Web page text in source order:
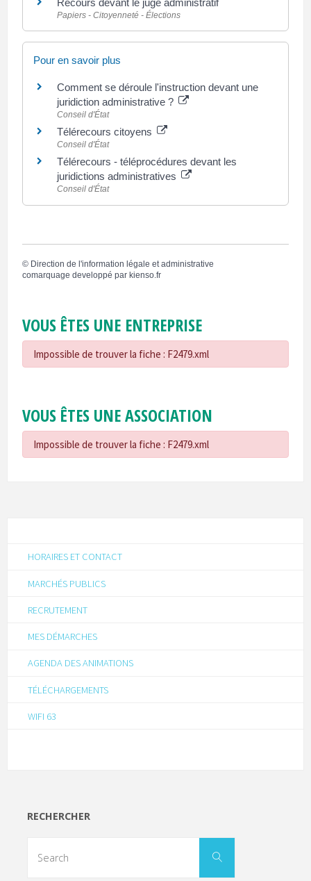
Recours devant le juge administratif
Papiers - Citoyenneté - Élections
Pour en savoir plus
Comment se déroule l'instruction devant une
juridiction administrative ?
Conseil d'État
Télérecours citoyens
Conseil d'État
Télérecours - téléprocédures devant les
juridictions administratives
Conseil d'État
© Direction de l'information légale et administrative
comarquage developpé parkienso.fr
VOUS ÊTES UNE ENTREPRISE
Impossible de trouver la fiche : F2479.xml
VOUS ÊTES UNE ASSOCIATION
Impossible de trouver la fiche : F2479.xml
HORAIRES ET CONTACT
MARCHÉS PUBLICS
RECRUTEMENT
MES DÉMARCHES
AGENDA DES ANIMATIONS
TÉLÉCHARGEMENTS
WIFI 63
RECHERCHER